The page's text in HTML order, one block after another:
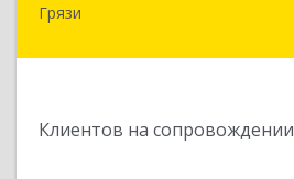
Грязи
Клиентов на сопровождении